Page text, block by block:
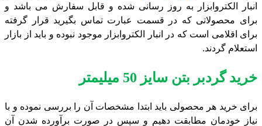
انبار الکتروابزار به روز رسانی شده و قابل سفارش می باشد و
برای محصولاتی که در قسمت عبارت تماس بگیرید قرار گرفته
برای اقلامی است که در انبار الکتروابزار موجود نبوده و باید از بازار
استعلام گردند.
خرید گردبر بتن سایز 50 میلیمتر
برای خرید هر محصولی باید ابتدا مشخصات آن را بررسی نموده و با
نیاز خودمان مطابقت دهیم و سپس در صورت برآورده شدن آن